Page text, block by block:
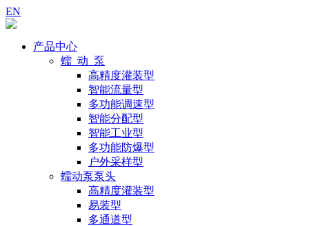
EN
产品中心
蠕 动 泵
高精度灌装型
智能流量型
多功能调速型
智能分配型
智能工业型
多功能防爆型
户外采样型
蠕动泵泵头
高精度灌装型
易装型
多通道型